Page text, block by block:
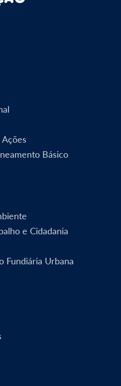
Básico
e Cidadania
Fundiária Urbana